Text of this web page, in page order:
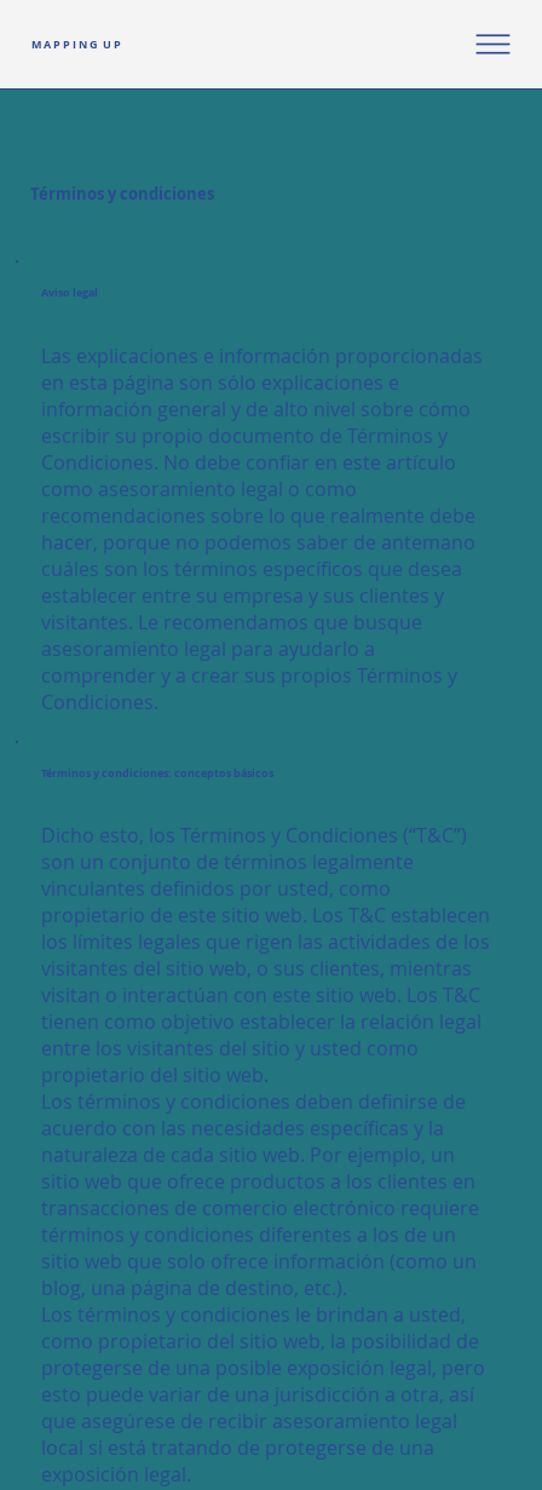
M A P P I N G U P
Términos y condiciones
Términos y condiciones: conceptos básicos
Dicho esto, los Términos y Condiciones (“T&C”)
son un conjunto de términos legalmente
vinculantes definidos por usted, como
propietario de este sitio web. Los T&C establecen
los límites legales que rigen las actividades de los
visitantes del sitio web, o sus clientes, mientras
visitan o interactúan con este sitio web. Los T&C
tienen como objetivo establecer la relación legal
entre los visitantes del sitio y usted como
propietario del sitio web.
Los términos y condiciones deben definirse de
acuerdo con las necesidades específicas y la
naturaleza de cada sitio web. Por ejemplo, un
sitio web que ofrece productos a los clientes en
transacciones de comercio electrónico requiere
términos y condiciones diferentes a los de un
sitio web que solo ofrece información (como un
blog, una página de destino, etc.).
Los términos y condiciones le brindan a usted,
como propietario del sitio web, la posibilidad de
protegerse de una posible exposición legal, pero
esto puede variar de una jurisdicción a otra, así
que asegúrese de recibir asesoramiento legal
local si está tratando de protegerse de una
exposición legal.
Aviso legal
Las explicaciones e información proporcionadas
en esta página son sólo explicaciones e
información general y de alto nivel sobre cómo
escribir su propio documento de Términos y
Condiciones. No debe confiar en este artículo
como asesoramiento legal o como
recomendaciones sobre lo que realmente debe
hacer, porque no podemos saber de antemano
cuáles son los términos específicos que desea
establecer entre su empresa y sus clientes y
visitantes. Le recomendamos que busque
asesoramiento legal para ayudarlo a
comprender y a crear sus propios Términos y
Condiciones.